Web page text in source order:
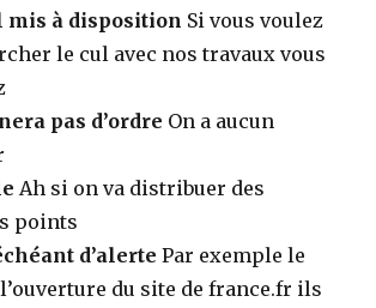
mis à disposition Si vous voulez
le cul avec nos travaux vous
pas d’ordre On a aucun
Ah si on va distribuer des
points
d’alerte Par exemple le
du site de france.fr ils